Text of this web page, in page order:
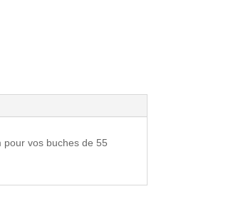
pour vos buches de 55